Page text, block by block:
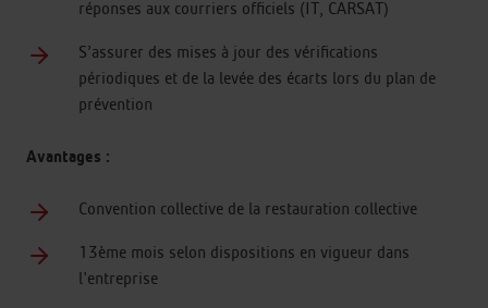
réponses aux courriers officiels (IT, CARSAT)
S’assurer des mises à jour des vérifications
périodiques et de la levée des écarts lors du plan de
prévention
Avantages :
Convention collective de la restauration collective
13ème mois selon dispositions en vigueur dans
l'entreprise